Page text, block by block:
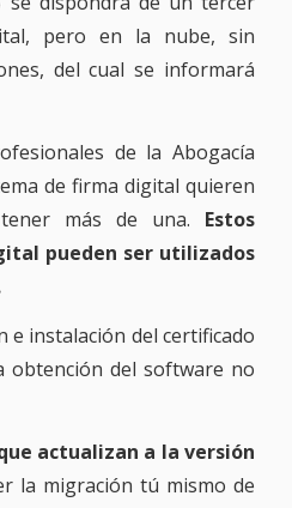
pero en la nube, sin
del cual se informará
de la Abogacía
de firma digital quieren
más de una. Estos
pueden ser utilizados
e instalación del certificado
obtención del software no
actualizan a la versión
la migración tú mismo de